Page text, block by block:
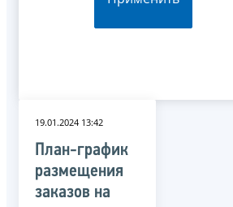
19.01.2024 13:42
План-график
размещения
заказов на